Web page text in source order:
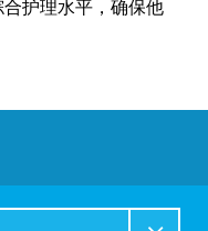
护理水平，确保他